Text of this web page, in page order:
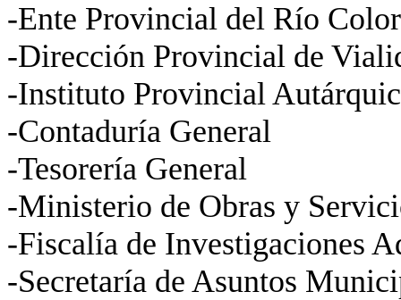
-Ente Provincial del Río
-Dirección Provincial de
-Instituto Provincial
-Contaduría General
-Tesorería General
-Ministerio de Obras y
-Fiscalía de Investigaciones
-Secretaría de Asuntos